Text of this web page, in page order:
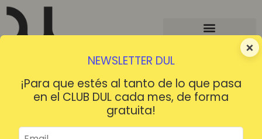
×
NEWSLETTER DUL
¡Para que estés al tanto de lo que pasa
en el CLUB DUL cada mes, de forma
gratuita!
¡HOLA!